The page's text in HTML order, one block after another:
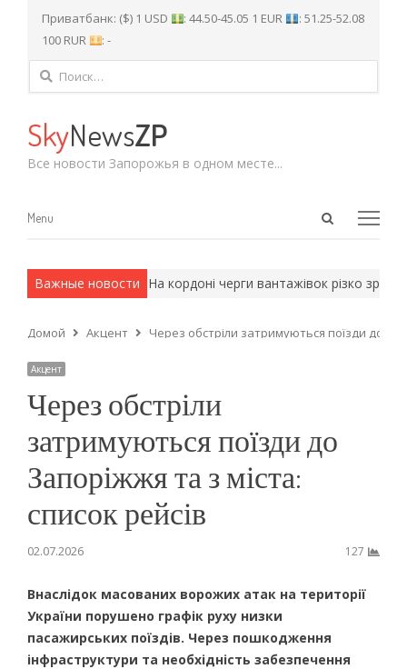
Приватбанк: ($) 1 USD : 44.50-45.05 1 EUR
: 51.25-52.08
100 RUR
: -
Найти:
SkyNewsZP
Все новости Запорожья в одном месте...
Open
Menu
Menu
Важные новости
методы. На кордоні черги вантажівок різко зросли:
Домой Акцент Через обстріли затримуються поїзди до
Акцент
Через обстріли
затримуються поїзди до
Запоріжжя та з міста:
список рейсів
02.07.2026 127
Внаслідок масованих ворожих атак на території
України порушено графік руху низки
пасажирських поїздів. Через пошкодження
інфраструктури та необхідність забезпечення